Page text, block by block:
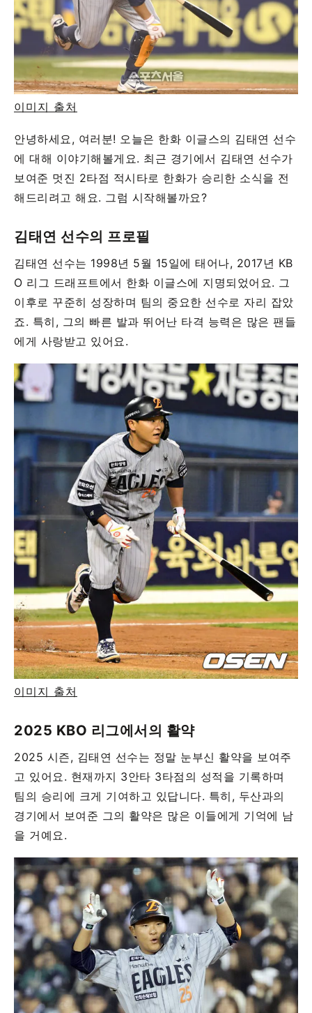
이미지 출처
안녕하세요, 여러분! 오늘은 한화 이글스의 김태연 선수
에 대해 이야기해볼게요. 최근 경기에서 김태연 선수가
보여준 멋진 2타점 적시타로 한화가 승리한 소식을 전
해드리려고 해요. 그럼 시작해볼까요?
김태연 선수의 프로필
김태연 선수는 1998년 5월 15일에 태어나, 2017년 KB
O 리그 드래프트에서 한화 이글스에 지명되었어요. 그
이후로 꾸준히 성장하며 팀의 중요한 선수로 자리 잡았
죠. 특히, 그의 빠른 발과 뛰어난 타격 능력은 많은 팬들
에게 사랑받고 있어요.
이미지 출처
2025 KBO 리그에서의 활약
2025 시즌, 김태연 선수는 정말 눈부신 활약을 보여주
고 있어요. 현재까지 3안타 3타점의 성적을 기록하며
팀의 승리에 크게 기여하고 있답니다. 특히, 두산과의
경기에서 보여준 그의 활약은 많은 이들에게 기억에 남
을 거예요.